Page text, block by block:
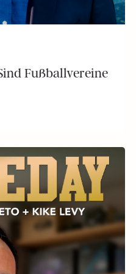
Fußballvereine